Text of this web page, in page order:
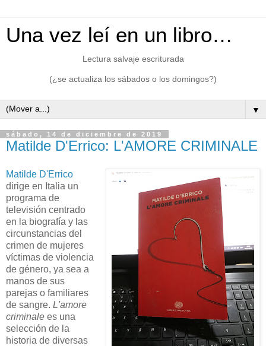
Una vez leí en un libro…
Lectura salvaje escriturada
(¿se actualiza los sábados o los domingos?)
▼
sábado, 14 de diciembre de 2019
Matilde D'Errico: L'AMORE CRIMINALE
Matilde D'Errico
dirige en Italia un
programa de
televisión centrado
en la biografía y las
circunstancias del
crimen de mujeres
víctimas de violencia
de género, ya sea a
manos de sus
parejas o familiares
de sangre. L'amore
criminale es una
selección de la
historia de diversas